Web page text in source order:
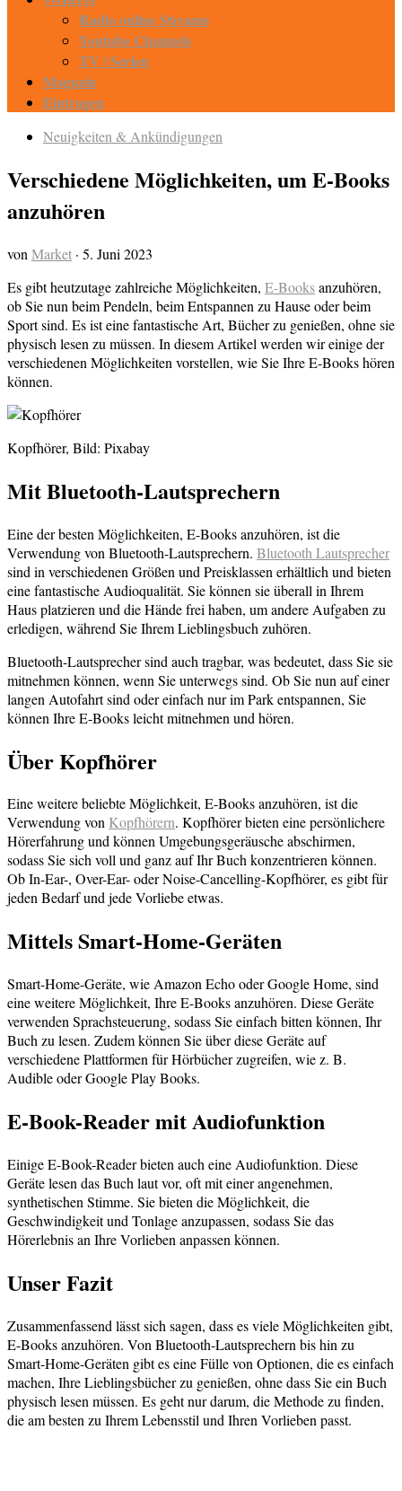
Radio online Streams
Youtube Channels
TV / Serien
Magazin
Eintragen
Neuigkeiten & Ankündigungen
Verschiedene Möglichkeiten, um E-Books
anzuhören
von Market · 5. Juni 2023
Es gibt heutzutage zahlreiche Möglichkeiten, E-Booksanzuhören,
ob Sie nun beim Pendeln, beim Entspannen zu Hause oder beim
Sport sind. Es ist eine fantastische Art, Bücher zu genießen, ohne sie
physisch lesen zu müssen. In diesem Artikel werden wir einige der
verschiedenen Möglichkeiten vorstellen, wie Sie Ihre E-Books hören
können.
Kopfhörer, Bild: Pixabay
Mit Bluetooth-Lautsprechern
Eine der besten Möglichkeiten, E-Books anzuhören, ist die
Verwendung von Bluetooth-Lautsprechern. Bluetooth Lautsprecher
sind in verschiedenen Größen und Preisklassen erhältlich und bieten
eine fantastische Audioqualität. Sie können sie überall in Ihrem
Haus platzieren und die Hände frei haben, um andere Aufgaben zu
erledigen, während Sie Ihrem Lieblingsbuch zuhören.
Bluetooth-Lautsprecher sind auch tragbar, was bedeutet, dass Sie sie
mitnehmen können, wenn Sie unterwegs sind. Ob Sie nun auf einer
langen Autofahrt sind oder einfach nur im Park entspannen, Sie
können Ihre E-Books leicht mitnehmen und hören.
Über Kopfhörer
Eine weitere beliebte Möglichkeit, E-Books anzuhören, ist die
Verwendung von Kopfhörern. Kopfhörer bieten eine persönlichere
Hörerfahrung und können Umgebungsgeräusche abschirmen,
sodass Sie sich voll und ganz auf Ihr Buch konzentrieren können.
Ob In-Ear-, Over-Ear- oder Noise-Cancelling-Kopfhörer, es gibt für
jeden Bedarf und jede Vorliebe etwas.
Mittels Smart-Home-Geräten
Smart-Home-Geräte, wie Amazon Echo oder Google Home, sind
eine weitere Möglichkeit, Ihre E-Books anzuhören. Diese Geräte
verwenden Sprachsteuerung, sodass Sie einfach bitten können, Ihr
Buch zu lesen. Zudem können Sie über diese Geräte auf
verschiedene Plattformen für Hörbücher zugreifen, wie z. B.
Audible oder Google Play Books.
E-Book-Reader mit Audiofunktion
Einige E-Book-Reader bieten auch eine Audiofunktion. Diese
Geräte lesen das Buch laut vor, oft mit einer angenehmen,
synthetischen Stimme. Sie bieten die Möglichkeit, die
Geschwindigkeit und Tonlage anzupassen, sodass Sie das
Hörerlebnis an Ihre Vorlieben anpassen können.
Unser Fazit
Zusammenfassend lässt sich sagen, dass es viele Möglichkeiten gibt,
E-Books anzuhören. Von Bluetooth-Lautsprechern bis hin zu
Smart-Home-Geräten gibt es eine Fülle von Optionen, die es einfach
machen, Ihre Lieblingsbücher zu genießen, ohne dass Sie ein Buch
physisch lesen müssen. Es geht nur darum, die Methode zu finden,
die am besten zu Ihrem Lebensstil und Ihren Vorlieben passt.